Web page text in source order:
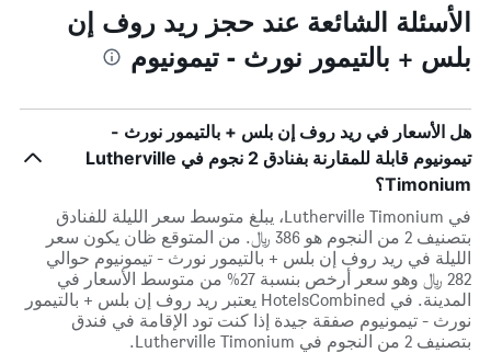
الأسئلة الشائعة عند حجز ريد روف إن
بلس + بالتيمور نورث - تيمونيوم
هل الأسعار في ريد روف إن بلس + بالتيمور نورث -
تيمونيوم قابلة للمقارنة بفنادق 2 نجوم في Lutherville
Timonium؟
في Lutherville Timonium، يبلغ متوسط ​​سعر الليلة للفنادق
بتصنيف 2 من النجوم هو 386 ﷼. من المتوقع ظان يكون سعر
الليلة في ريد روف إن بلس + بالتيمور نورث - تيمونيوم حوالي
282 ﷼ وهو سعر أرخص بنسبة 27% من متوسط الأسعار في
المدينة. في HotelsCombined يعتبر ريد روف إن بلس + بالتيمور
نورث - تيمونيوم صفقة جيدة إذا كنت تود الإقامة في فندق
بتصنيف 2 من النجوم في Lutherville Timonium.